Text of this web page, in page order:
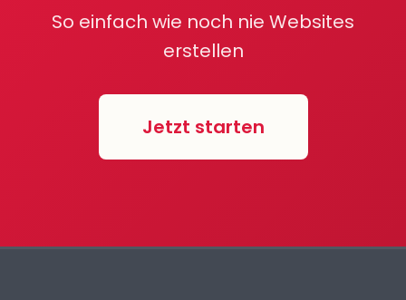
So einfach wie noch nie Websites
erstellen
Jetzt starten